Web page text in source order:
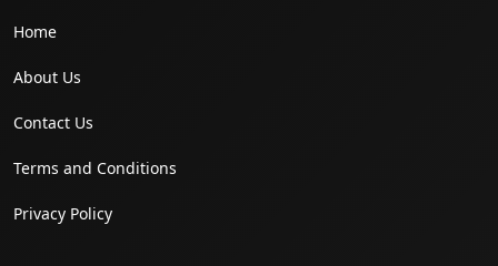
Home
About Us
Contact Us
Terms and Conditions
Privacy Policy